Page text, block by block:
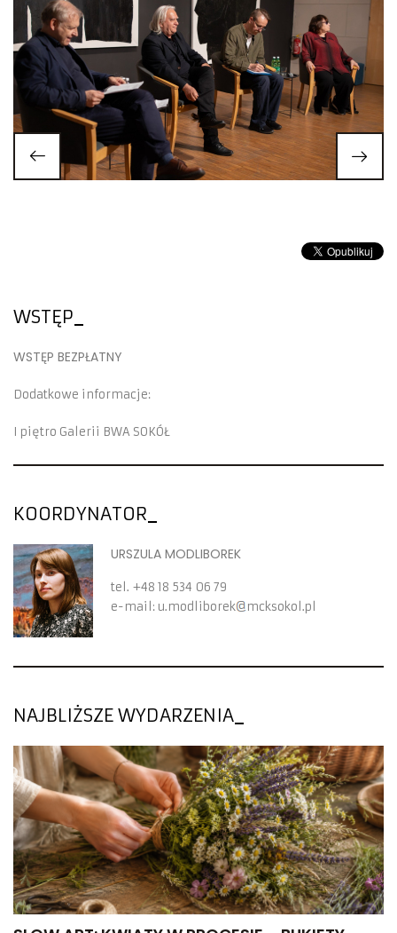
WSTĘP
WSTĘP BEZPŁATNY
Dodatkowe informacje:
I piętro Galerii BWA SOKÓŁ
KOORDYNATOR
URSZULA MODLIBOREK
tel. +48 18 534 06 79
e-mail: u.modliborek mcksokol.pl
NAJBLIŻSZE WYDARZENIA